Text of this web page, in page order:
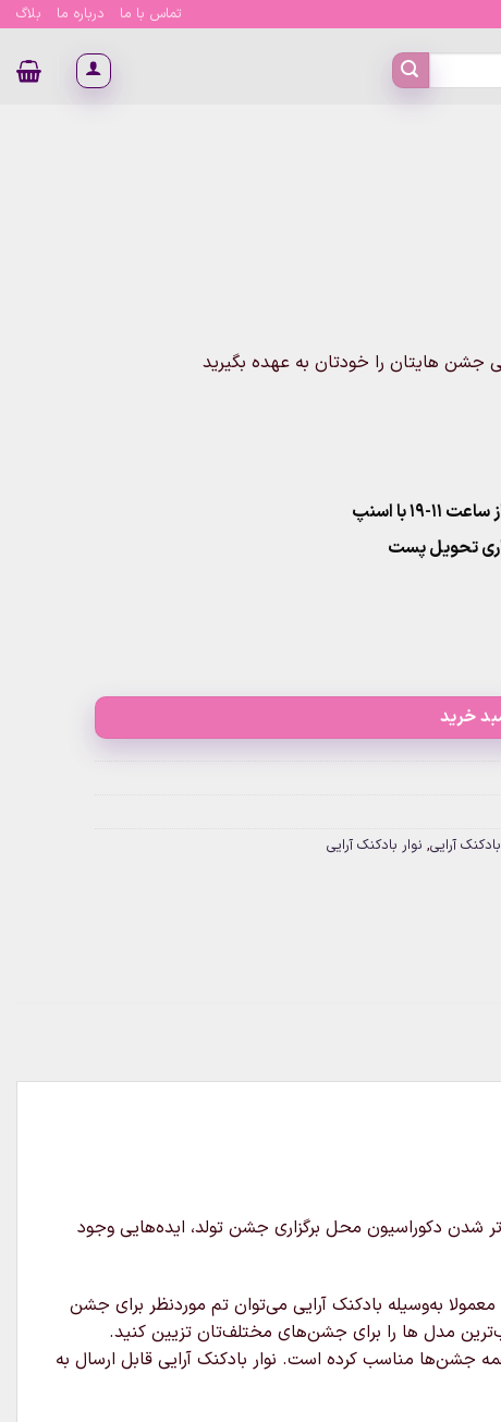
تماس با ما درباره ما بلاگ
جشن هایتان را خودتان به عهده بگیرید
با اسنپ
خرید
آرایی, نوار بادکنک آرایی
شدن دکوراسیون محل برگزاری جشن تولد، ایده‌هایی وجود
به‌وسیله بادکنک آرایی می‌توان تم موردنظر برای جشن
مدل‌ ها را برای جشن‌های مختلف‌تان تزیین کنید.
جشن‌ها مناسب کرده است. نوار بادکنک آرایی قابل ارسال به